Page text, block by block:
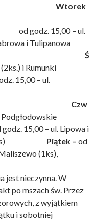
Wtorek
– ul.
i Tulipanowa
Ś
i Rumunki
15,00 – ul.
Czw
– ul. Lipowa i
( 1ks) Piątek – od
(1ks),
jest nieczynna. W
po mszach św. Przez
z wyjątkiem
i sobotniej